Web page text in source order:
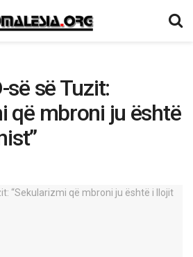
së së Tuzit:
që mbroni ju është